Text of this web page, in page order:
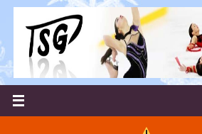
Passer
contenu